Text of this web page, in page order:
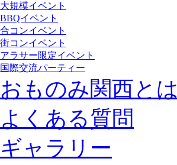
大規模イベント
BBQイベント
合コンイベント
街コンイベント
アラサー限定イベント
国際交流パーティー
おものみ関西とは
よくある質問
ギャラリー